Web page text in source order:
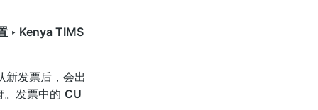
‣ Kenya TIMS
新发票后，会出
。发票中的 CU